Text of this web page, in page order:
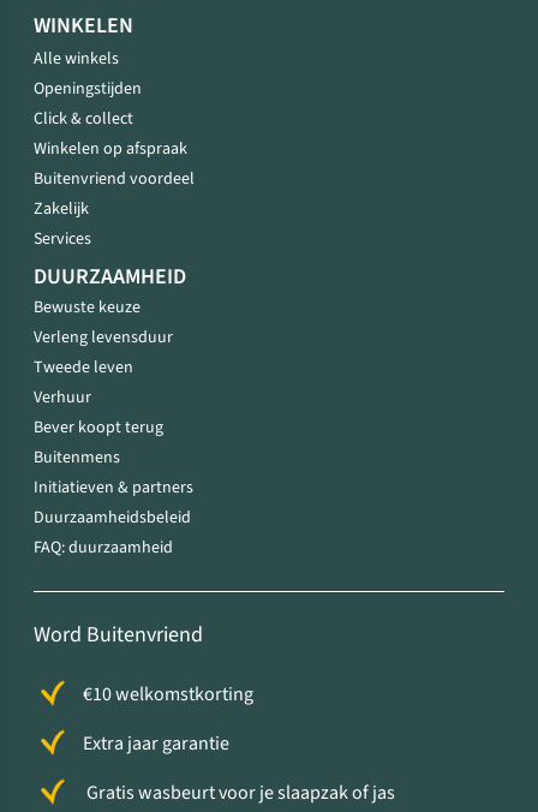
WINKELEN
Alle winkels
Openingstijden
Click & collect
Winkelen op afspraak
Buitenvriend voordeel
Zakelijk
Services
DUURZAAMHEID
Bewuste keuze
Verleng levensduur
Tweede leven
Verhuur
Bever koopt terug
Buitenmens
Initiatieven & partners
Duurzaamheidsbeleid
FAQ: duurzaamheid
Word Buitenvriend
€10 welkomstkorting
Extra jaar garantie
Gratis wasbeurt voor je slaapzak of jas